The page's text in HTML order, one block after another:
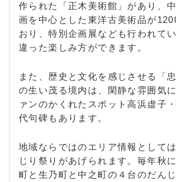
作られた「正木美術館」があり、
画を中心とした東洋古美術品が
おり、特別企画展なども行われて
違った楽しみ方ができます。
また、歴史と文化を感じさせる「
の生い茂る境内は、閑静な雰囲気
ァンのかくれたスポット高浜虚子
代句碑もあります。
地域ならではのエリア情報として
じり祭りがあげられます。毎年秋
町と生乃町と中之町の４台のだん